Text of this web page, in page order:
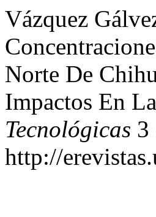
Vázquez
Norte De
Impactos En
Tecnológicas 3
http://